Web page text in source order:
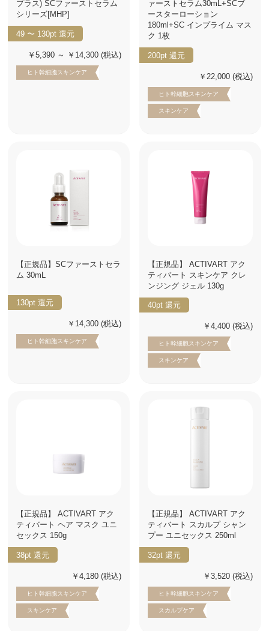
プラス) SCファーストセラム
シリーズ[MHP]
49 〜 130pt 還元
￥5,390 ～ ￥14,300 (税込)
ヒト幹細胞スキンケア
ァーストセラム30mL+SCブ
ースターローション
180ml+SC インプライム マス
ク 1枚
200pt 還元
￥22,000 (税込)
ヒト幹細胞スキンケア
スキンケア
【正規品】SCファーストセラ
ム 30mL
130pt 還元
￥14,300 (税込)
ヒト幹細胞スキンケア
【正規品】 ACTIVART アク
ティバート スキンケア クレ
ンジング ジェル 130g
40pt 還元
￥4,400 (税込)
ヒト幹細胞スキンケア
スキンケア
【正規品】 ACTIVART アク
ティバート ヘア マスク ユニ
セックス 150g
38pt 還元
￥4,180 (税込)
ヒト幹細胞スキンケア
スキンケア
【正規品】 ACTIVART アク
ティバート スカルプ シャン
プー ユニセックス 250ml
32pt 還元
￥3,520 (税込)
ヒト幹細胞スキンケア
スカルプケア